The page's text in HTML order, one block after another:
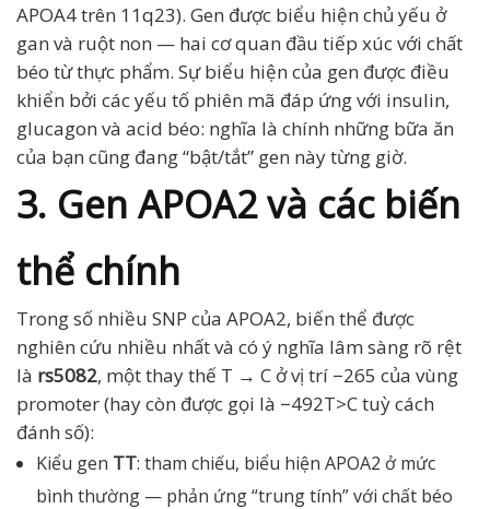
APOA4 trên 11q23). Gen được biểu hiện chủ yếu ở
gan và ruột non — hai cơ quan đầu tiếp xúc với chất
béo từ thực phẩm. Sự biểu hiện của gen được điều
khiển bởi các yếu tố phiên mã đáp ứng với insulin,
glucagon và acid béo: nghĩa là chính những bữa ăn
của bạn cũng đang “bật/tắt” gen này từng giờ.
3. Gen APOA2 và các biến
thể chính
Trong số nhiều SNP của APOA2, biến thể được
nghiên cứu nhiều nhất và có ý nghĩa lâm sàng rõ rệt
là rs5082, một thay thế T → C ở vị trí −265 của vùng
promoter (hay còn được gọi là −492T>C tuỳ cách
đánh số):
Kiểu gen TT: tham chiếu, biểu hiện APOA2 ở mức
bình thường — phản ứng “trung tính” với chất béo